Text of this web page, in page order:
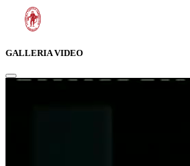
GALLERIA VIDEO